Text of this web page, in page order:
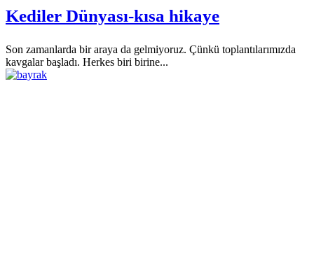
Kediler Dünyası-kısa hikaye
Son zamanlarda bir araya da gelmiyoruz. Çünkü toplantılarımızda
kavgalar başladı. Herkes biri birine...